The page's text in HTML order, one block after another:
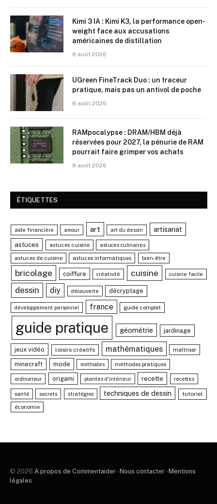
Kimi 3 IA : Kimi K3, la performance open-
weight face aux accusations
américaines de distillation
8 août 2026
UGreen FineTrack Duo : un traceur
pratique, mais pas un antivol de poche
8 août 2026
RAMpocalypse : DRAM/HBM déjà
réservées pour 2027, la pénurie de RAM
pourrait faire grimper vos achats
8 août 2026
ÉTIQUETTES
aide financière amour art art du dessin artisanat
astuces astuces cuisine astuces culinaires
astuces de cuisine astuces informatiques bien-être
bricolage coiffure créativité cuisine cuisine facile
dessin diy découverte décryptage
développement personnel france guide complet
guide pratique géométrie jardinage
jeux vidéo loisirs créatifs mathématiques maîtriser
minecraft mode méthodes méthodes pratiques
ordinateur origami plantes d'intérieur recette recettes
santé secrets stratégies techniques de dessin
tutoriel
économie
© 2026 A propos de Commentaider - Nous contacter - Mentions
légales